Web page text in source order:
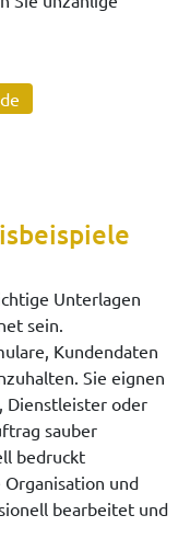
Unterlagen
sein.
Kundendaten
Sie eignen
Dienstleister oder
sauber
bedruckt
und
bearbeitet und